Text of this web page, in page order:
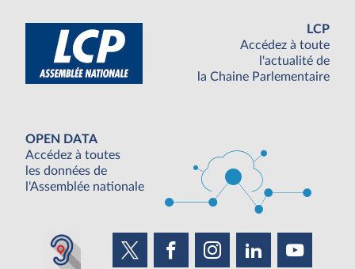
LCP
Accédez à toute
l'actualité de
la Chaine Parlementaire
OPEN DATA
Accédez à toutes
les données de
l'Assemblée nationale